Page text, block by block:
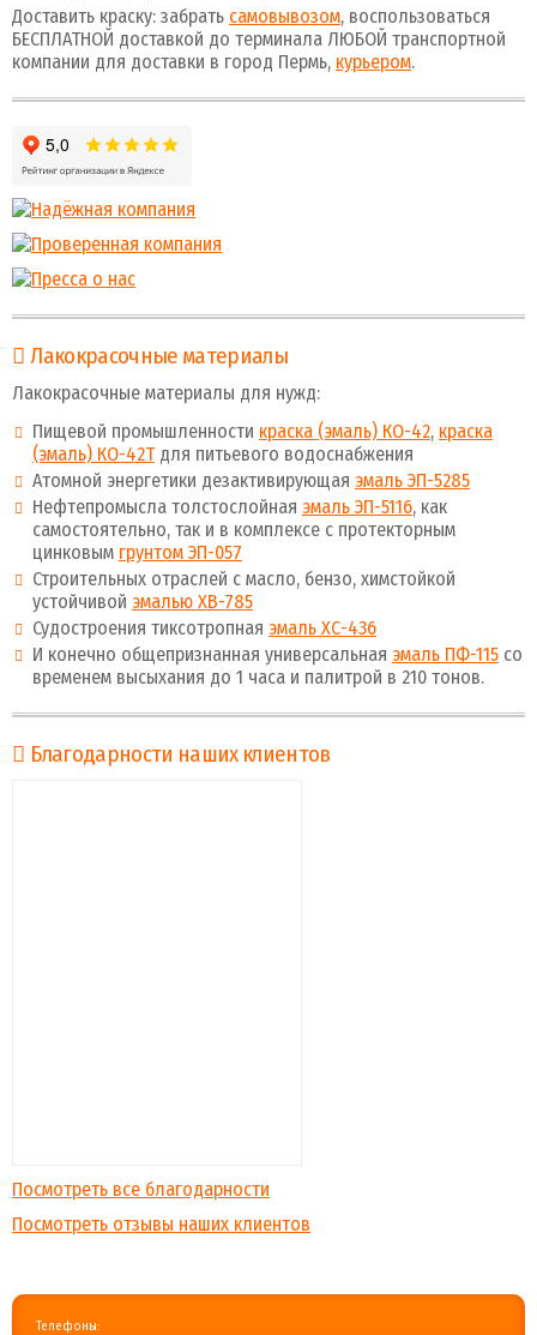
Доставить краску: забрать самовывозом, воспользоваться
БЕСПЛАТНОЙ доставкой до терминала ЛЮБОЙ транспортной
компании для доставки в город Пермь, курьером.
Лакокрасочные материалы
Лакокрасочные материалы для нужд:
Пищевой промышленности краска (эмаль) КО-42, краска
(эмаль) КО-42Тдля питьевого водоснабжения
Атомной энергетики дезактивирующая эмаль ЭП-5285
Нефтепромысла толстослойная эмаль ЭП-5116, как
самостоятельно, так и в комплексе с протекторным
цинковым грунтом ЭП-057
Строительных отраслей с масло, бензо, химстойкой
устойчивой эмалью ХВ-785
Судостроения тиксотропная эмаль ХС-436
И конечно общепризнанная универсальная эмаль ПФ-115 со
временем высыхания до 1 часа и палитрой в 210 тонов.
Благодарности наших клиентов
Посмотреть все благодарности
Посмотреть отзывы наших клиентов
Телефоны: